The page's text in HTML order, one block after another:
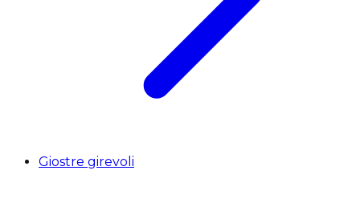
Giostre girevoli